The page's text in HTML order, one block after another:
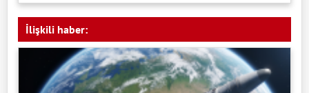
İlişkili haber: